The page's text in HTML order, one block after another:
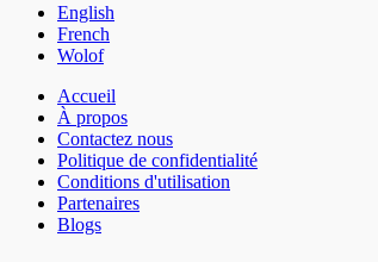
English
French
Wolof
Accueil
À propos
Contactez nous
Politique de confidentialité
Conditions d'utilisation
Partenaires
Blogs